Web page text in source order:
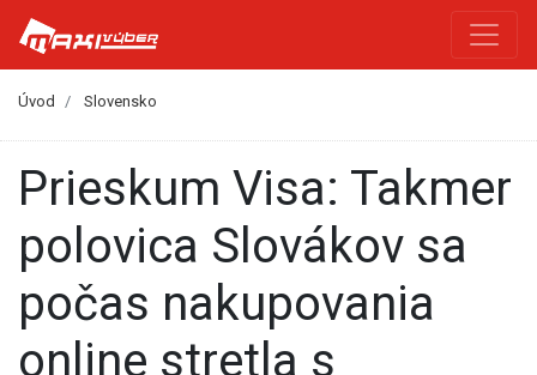
Úvod Slovensko
Prieskum Visa: Takmer
polovica Slovákov sa
počas nakupovania
online stretla s